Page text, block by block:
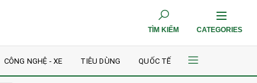
TÌM KIẾM CATEGORIES
CÔNG NGHỆ - XE TIÊU DÙNG QUỐC TẾ